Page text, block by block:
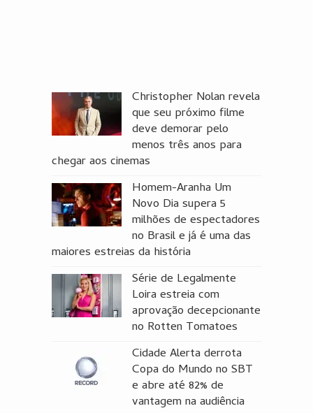
Christopher Nolan revela
que seu próximo filme
deve demorar pelo
menos três anos para
chegar aos cinemas
Homem-Aranha Um
Novo Dia supera 5
milhões de espectadores
no Brasil e já é uma das
maiores estreias da história
Série de Legalmente
Loira estreia com
aprovação decepcionante
no Rotten Tomatoes
Cidade Alerta derrota
Copa do Mundo no SBT
e abre até 82% de
vantagem na audiência